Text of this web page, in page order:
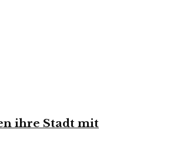
ihre Stadt mit